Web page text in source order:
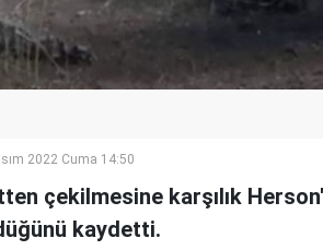
2022 Cuma 14:50
çekilmesine karşılık
kaydetti.